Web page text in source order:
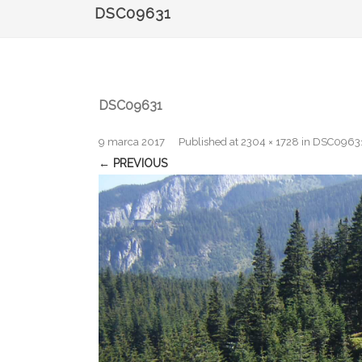
DSC09631
DSC09631
Published
9 marca 2017 at 2304 × 1728 in
← PREVIOUS